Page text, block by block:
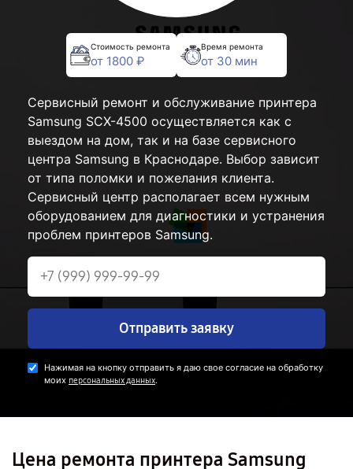
Стоимость ремонта
от 1800 ₽
Время ремонта
от 30 мин
Сервисный ремонт и обслуживание принтера
Samsung SCX-4500 осуществляется как с
выездом на дом, так и на базе сервисного
центра Samsung в Краснодаре. Выбор зависит
от типа поломки и пожелания клиента.
Сервисный центр располагает всем нужным
оборудованием для диагностики и устранения
проблем принтеров Samsung.
Отправить заявку
Нажимая на кнопку отправить я даю свое согласие на обработку
моих персональных данных.
Цена ремонта принтера Samsung